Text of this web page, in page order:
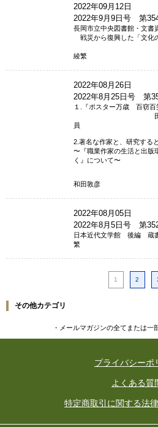
2022年09月12日
2022年9月9日号 第
長岡市立中央図書館・文書
戦災から復興した「文化
南
綾繁
2022年08月26日
2022年8月25日号 第
１.『ポスター万歳 百窃百
田島奈都子（
員
2.著名な作家と、研究する
〜『職業作家の生活と出
く』について〜
和田敦彦
2022年08月05日
2022年8月5日号 第
日本近代文学館 後編
繁
1 2
その他カテゴリ
・メールマガジンの全てまたは一
プライバシーポ
よくある質
特定商取引に関する法